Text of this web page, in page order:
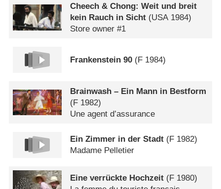
Cheech & Chong: Weit und breit
kein Rauch in Sicht (USA1984)
Store owner #1
Frankenstein 90 (F 1984)
Brainwash – Ein Mann in Bestform
(F 1982)
Une agent d’assurance
Ein Zimmer in der Stadt (F 1982)
Madame Pelletier
Eine verrückte Hochzeit (F 1980)